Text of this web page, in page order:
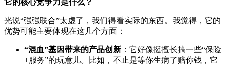
它的核心竞争力是什么？
光说“强强联合”太虚了，我们得看实际的东西。我觉得，它的
优势可能主要体现在这几个方面：
“混血”基因带来的产品创新 ：它好像挺擅长搞一些“保险
+服务”的玩意儿。比如，不止是等你生病了赔你钱，它